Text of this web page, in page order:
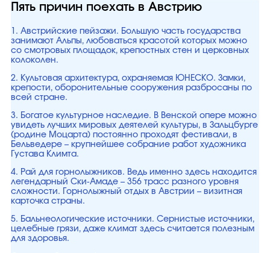
Пять причин поехать в Австрию
1. Австрийские пейзажи. Большую часть государства
занимают Альпы, любоваться красотой которых можно
со смотровых площадок, крепостных стен и церковных
колоколен.
2. Культовая архитектура, охраняемая ЮНЕСКО. Замки,
крепости, оборонительные сооружения разбросаны по
всей стране.
3. Богатое культурное наследие. В Венской опере можно
увидеть лучших мировых деятелей культуры, в Зальцбурге
(родине Моцарта) постоянно проходят фестивали, в
Бельведере – крупнейшее собрание работ художника
Густава Климта.
4. Рай для горнолыжников. Ведь именно здесь находится
легендарный Ски-Амаде – 356 трасс разного уровня
сложности. Горнолыжный отдых в Австрии – визитная
карточка страны.
5. Бальнеологические источники. Сернистые источники,
целебные грязи, даже климат здесь считается полезным
для здоровья.